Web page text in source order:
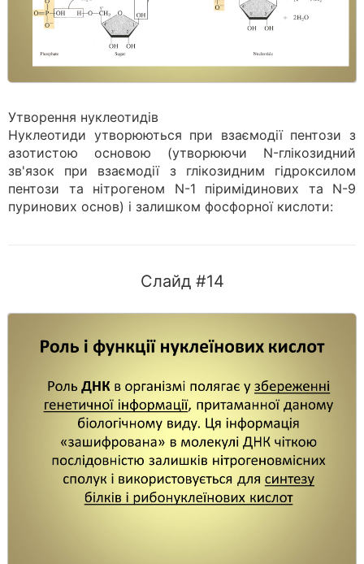
Утворення нуклеотидів
Нуклеотиди утворюються при взаємодії пентози з
азотистою основою (утворюючи N-глікозидний
зв'язок при взаємодії з глікозидним гідроксилом
пентози та нітрогеном N-1 піримідинових та N-9
пуринових основ) і залишком фосфорної кислоти:
Слайд #14